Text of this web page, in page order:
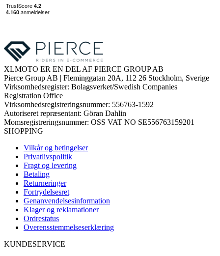
XLMOTO ER EN DEL AF PIERCE GROUP AB
Pierce Group AB | Fleminggatan 20A, 112 26 Stockholm, Sverige
Virksomhedsregister: Bolagsverket/Swedish Companies
Registration Office
Virksomhedsregistreringsnummer: 556763-1592
Autoriseret repræsentant: Göran Dahlin
Momsregistreringsnummer: OSS VAT NO SE556763159201
SHOPPING
Vilkår og betingelser
Privatlivspolitik
Fragt og levering
Betaling
Returneringer
Fortrydelsesret
Genanvendelsesinformation
Klager og reklamationer
Ordrestatus
Overensstemmelseserklæring
KUNDESERVICE